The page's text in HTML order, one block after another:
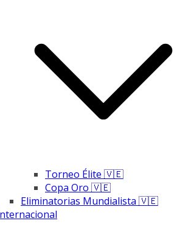
Torneo Élite 🇻🇪
Copa Oro 🇻🇪
Eliminatorias Mundialista 🇻🇪